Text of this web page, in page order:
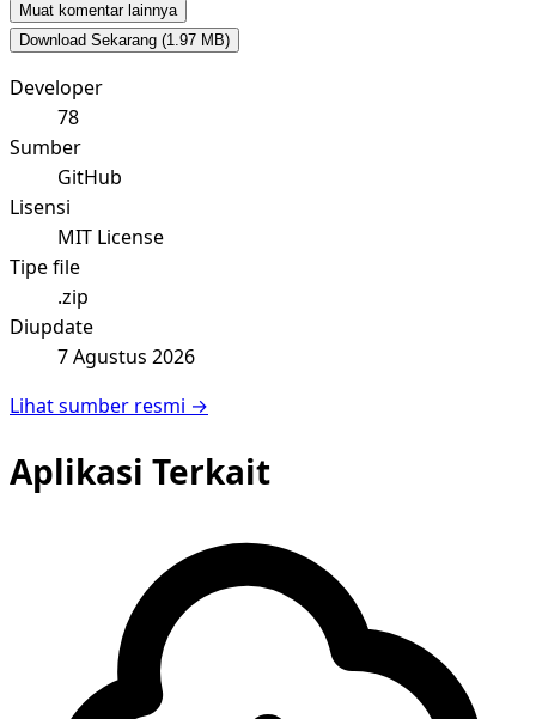
Muat komentar lainnya
Download Sekarang (1.97 MB)
Developer
78
Sumber
GitHub
Lisensi
MIT License
Tipe file
.zip
Diupdate
7 Agustus 2026
Lihat sumber resmi →
Aplikasi Terkait